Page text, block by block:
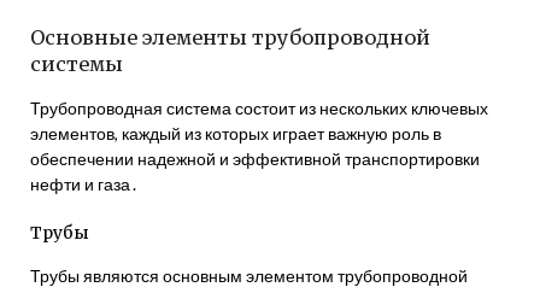
Основные элементы трубопроводной
системы
Трубопроводная система состоит из нескольких ключевых
элементов, каждый из которых играет важную роль в
обеспечении надежной и эффективной транспортировки
нефти и газа․
Трубы
Трубы являются основным элементом трубопроводной